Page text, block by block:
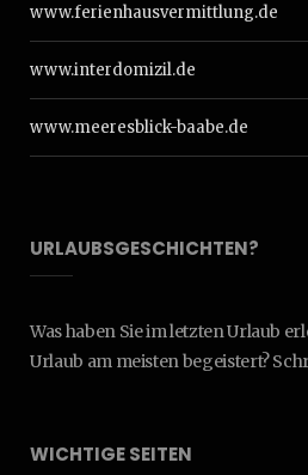
www.ferienhausvermittlung.de
www.interdomizil.de
www.meeresblick-baabe.de
URLAUBSGESCHICHTEN?
Was haben Sie im letzten Urlaub
Urlaub am meisten begeistert?
WICHTIGE SEITEN